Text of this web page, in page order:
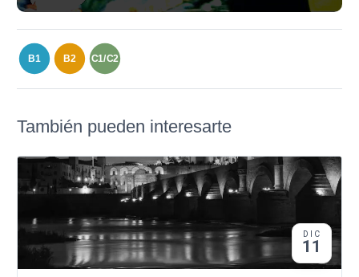
B1 B2 C1/C2
También pueden interesarte
DIC
11